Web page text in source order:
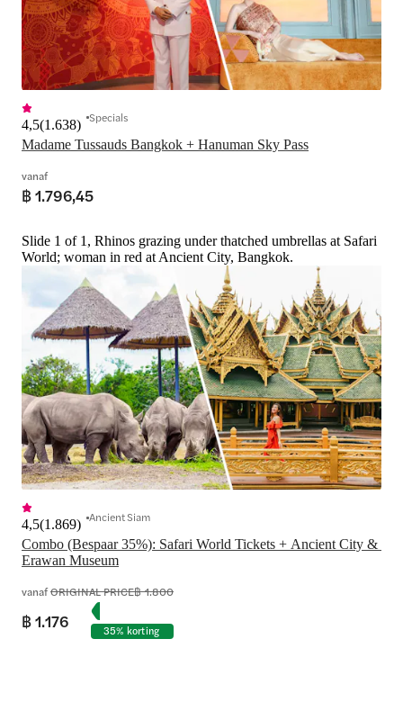
Madame Tussauds Bangkok + Hanuman Sky Pass
4,5(1.638) Specials
vanaf
฿ 1.796,45
Slide 1 of 1, Rhinos grazing under thatched umbrellas at Safari
World; woman in red at Ancient City, Bangkok.
Combo (Bespaar 35%): Safari World Tickets + Ancient City &
Erawan Museum
4,5(1.869) Ancient Siam
vanafORIGINAL PRICE฿ 1.800
฿ 1.176 35% korting